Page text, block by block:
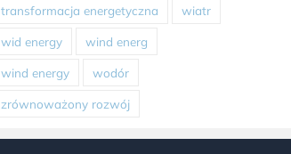
transformacja energetyczna wiatr
wid energy wind energ
wind energy wodór
zrównoważony rozwój